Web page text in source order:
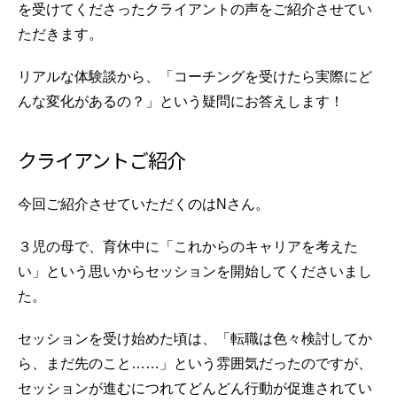
を受けてくださったクライアントの声をご紹介させてい
ただきます。
リアルな体験談から、「コーチングを受けたら実際にど
んな変化があるの？」という疑問にお答えします！
クライアントご紹介
今回ご紹介させていただくのはNさん。
３児の母で、育休中に「これからのキャリアを考えた
い」という思いからセッションを開始してくださいまし
た。
セッションを受け始めた頃は、「転職は色々検討してか
ら、まだ先のこと……」という雰囲気だったのですが、
セッションが進むにつれてどんどん行動が促進されてい